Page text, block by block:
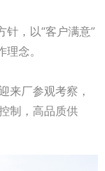
针，以“客户满意”
念。
来厂参观考察，
制，高品质供